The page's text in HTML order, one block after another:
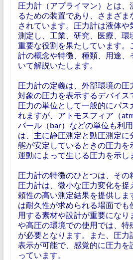
圧力計（アプライマン）とは、
るための装置であり、さまざま
されています。圧力計は液体や
測定し、工業、研究、医療、環
重要な役割を果たしています。
計の概念や特徴、種類、用途、
いて解説いたします。
圧力計の定義は、外部環境の圧
対象の圧力を表示するデバイス
圧力の単位として一般的にパス
れますが、アトモスフィア（
バール（bar）などの単位も利
は、主に静圧測定と動圧測定に
態が安定しているときの圧力を
運動によって生じる圧力を示し
圧力計の特徴のひとつは、その
圧力計は、微小な圧力変化を捉
頼性の高い測定結果を提供しま
は耐久性が求められる場面でも
用する素材や設計が重要になり
や高圧の環境での使用では、特
が必要となります。また、圧力
表示が可能で、感覚的に圧力を
っています。